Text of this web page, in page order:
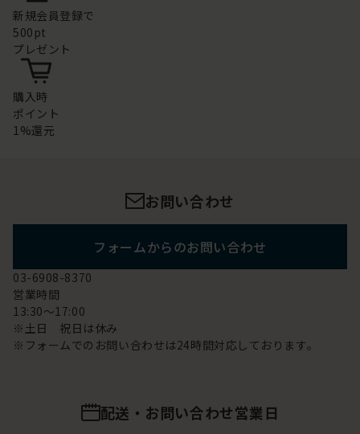
新規会員登録で
500pt
プレゼント
購入時
ポイント
1%還元
お問い合わせ
フォームからのお問い合わせ
03-6908-8370
営業時間
13:30～17:00
※土日 祝日は休み
※フォームでのお問い合わせは24時間対応しております。
配送・お問い合わせ営業日